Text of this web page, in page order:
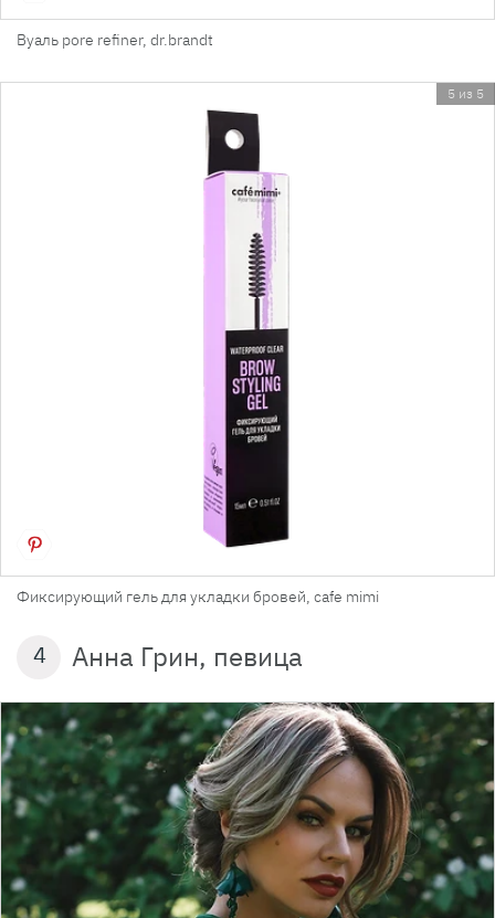
Вуаль pore refiner, dr.brandt
5 из 5
Фиксирующий гель для укладки бровей, cafe mimi
4 Анна Грин, певица